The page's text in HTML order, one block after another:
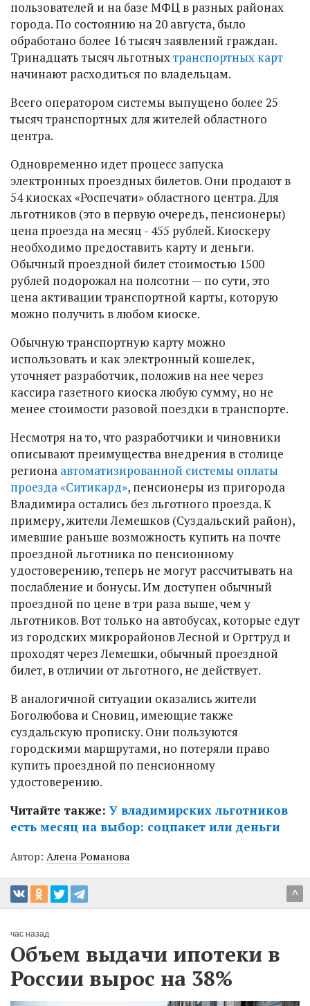
пользователей и на базе МФЦ в разных районах
города. По состоянию на 20 августа, было
обработано более 16 тысяч заявлений граждан.
Тринадцать тысяч льготныхтранспортных карт
начинают расходиться по владельцам.
Всего оператором системы выпущено более 25
тысяч транспортных для жителей областного
центра.
Одновременно идет процесс запуска
электронных проездных билетов. Они продают в
54 киосках «Роспечати» областного центра. Для
льготников (это в первую очередь, пенсионеры)
цена проезда на месяц - 455 рублей. Киоскеру
необходимо предоставить карту и деньги.
Обычный проездной билет стоимостью 1500
рублей подорожал на полсотни — по сути, это
цена активации транспортной карты, которую
можно получить в любом киоске.
Обычную транспортную карту можно
использовать и как электронный кошелек,
уточняет разработчик, положив на нее через
кассира газетного киоска любую сумму, но не
менее стоимости разовой поездки в транспорте.
Несмотря на то, что разработчики и чиновники
описывают преимущества внедрения в столице
региона автоматизированной системы оплаты
проезда «Ситикард», пенсионеры из пригорода
Владимира остались без льготного проезда. К
примеру, жители Лемешков (Суздальский район),
имевшие раньше возможность купить на почте
проездной льготника по пенсионному
удостоверению, теперь не могут рассчитывать на
послабление и бонусы. Им доступен обычный
проездной по цене в три раза выше, чем у
льготников. Вот только на автобусах, которые едут
из городских микрорайонов Лесной и Оргтруд и
проходят через Лемешки, обычный проездной
билет, в отличии от льготного, не действует.
В аналогичной ситуации оказались жители
Боголюбова и Сновиц, имеющие также
суздальскую прописку. Они пользуются
городскими маршрутами, но потеряли право
купить проездной по пенсионному
удостоверению.
Читайте также: У владимирских льготников
есть месяц на выбор: соцпакет или деньги
Автор: Алена Романова
^
час назад
Объем выдачи ипотеки в
России вырос на 38%